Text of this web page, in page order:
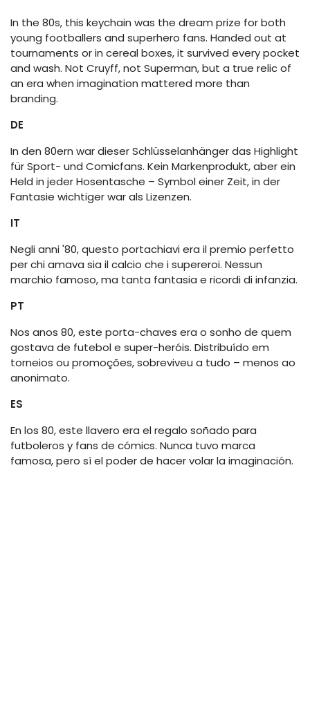
In the 80s, this keychain was the dream prize for both
young footballers and superhero fans. Handed out at
tournaments or in cereal boxes, it survived every pocket
and wash. Not Cruyff, not Superman, but a true relic of
an era when imagination mattered more than
branding.
DE
In den 80ern war dieser Schlüsselanhänger das Highlight
für Sport- und Comicfans. Kein Markenprodukt, aber ein
Held in jeder Hosentasche – Symbol einer Zeit, in der
Fantasie wichtiger war als Lizenzen.
IT
Negli anni '80, questo portachiavi era il premio perfetto
per chi amava sia il calcio che i supereroi. Nessun
marchio famoso, ma tanta fantasia e ricordi di infanzia.
PT
Nos anos 80, este porta-chaves era o sonho de quem
gostava de futebol e super-heróis. Distribuído em
torneios ou promoções, sobreviveu a tudo – menos ao
anonimato.
ES
En los 80, este llavero era el regalo soñado para
futboleros y fans de cómics. Nunca tuvo marca
famosa, pero sí el poder de hacer volar la imaginación.